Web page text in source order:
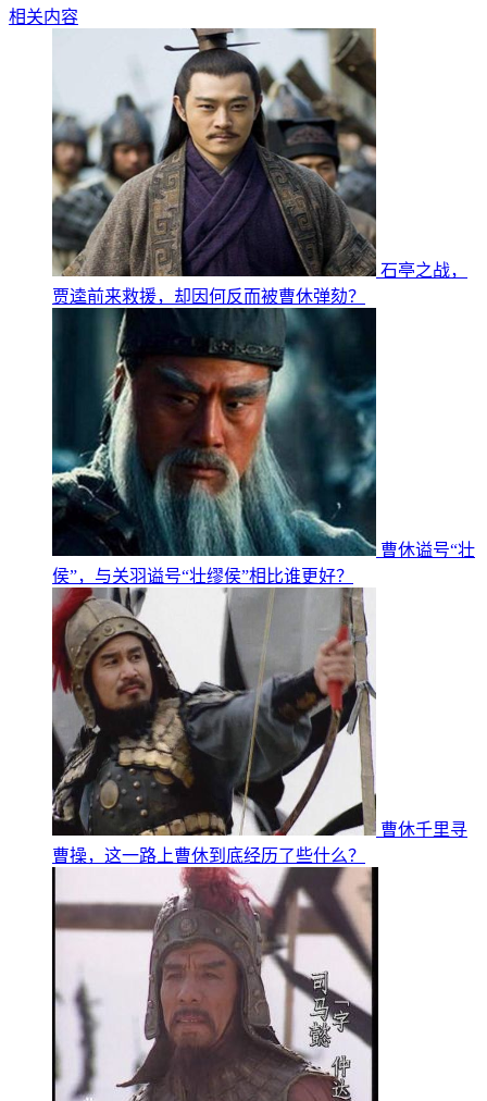
相关内容
石亭之战，
贾逵前来救援，却因何反而被曹休弹劾？
曹休谥号“壮
侯”，与关羽谥号“壮缪侯”相比谁更好？
曹休千里寻
曹操，这一路上曹休到底经历了些什么？